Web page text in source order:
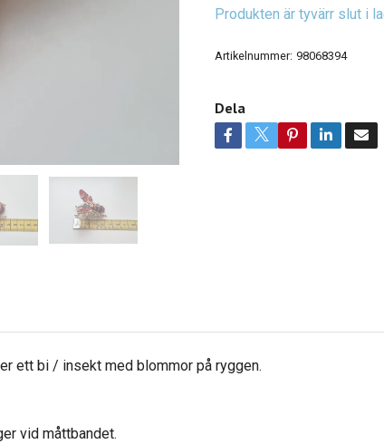
Produkten är tyvärr slut i
Artikelnummer: 98068394
Dela
ett bi / insekt med blommor på ryggen.
vid måttbandet.